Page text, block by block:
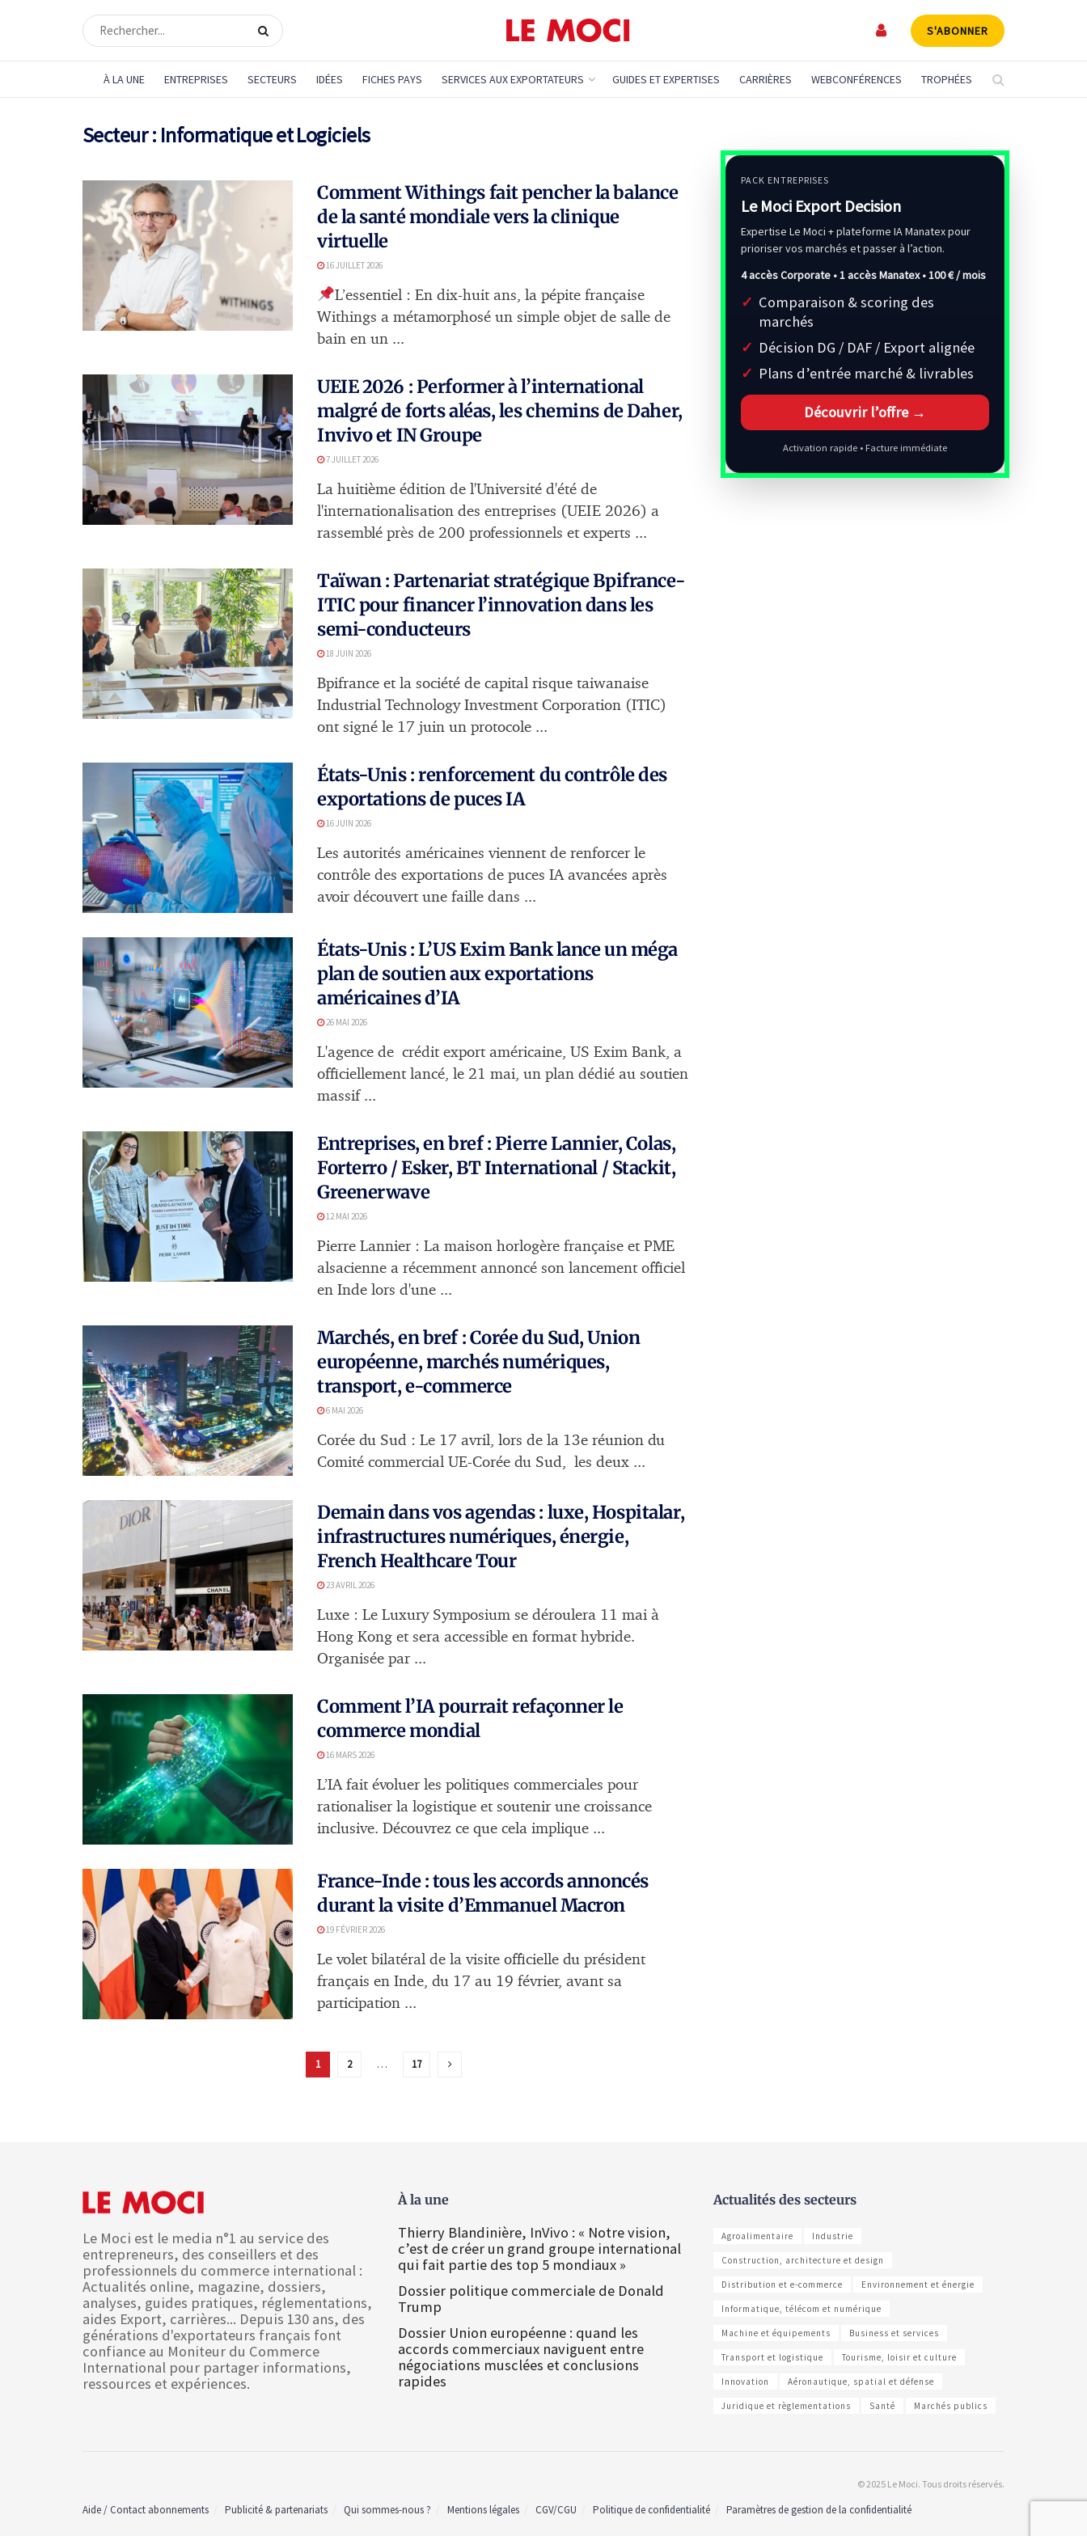
S'ABONNER
À LA UNE ENTREPRISES SECTEURS IDÉES FICHES PAYS SERVICES AUX EXPORTATEURS GUIDES ET EXPERTISES CARRIÈRES WEBCONFÉRENCES TROPHÉES
Secteur : Informatique et Logiciels
Comment Withings fait pencher la balance
de la santé mondiale vers la clinique
virtuelle
16 JUILLET 2026
L’essentiel : En dix-huit ans, la pépite française
Withings a métamorphosé un simple objet de salle de
bain en un ...
UEIE 2026 : Performer à l’international
malgré de forts aléas, les chemins de Daher,
Invivo et IN Groupe
7 JUILLET 2026
La huitième édition de l'Université d'été de
l'internationalisation des entreprises (UEIE 2026) a
rassemblé près de 200 professionnels et experts ...
Taïwan : Partenariat stratégique Bpifrance-
ITIC pour financer l’innovation dans les
semi-conducteurs
18 JUIN 2026
Bpifrance et la société de capital risque taiwanaise
Industrial Technology Investment Corporation (ITIC)
ont signé le 17 juin un protocole ...
États-Unis : renforcement du contrôle des
exportations de puces IA
16 JUIN 2026
Les autorités américaines viennent de renforcer le
contrôle des exportations de puces IA avancées après
avoir découvert une faille dans ...
États-Unis : L’US Exim Bank lance un méga
plan de soutien aux exportations
américaines d’IA
26 MAI 2026
L'agence de crédit export américaine, US Exim Bank, a
officiellement lancé, le 21 mai, un plan dédié au soutien
massif ...
Entreprises, en bref : Pierre Lannier, Colas,
Forterro / Esker, BT International / Stackit,
Greenerwave
12 MAI 2026
Pierre Lannier : La maison horlogère française et PME
alsacienne a récemment annoncé son lancement officiel
en Inde lors d'une ...
Marchés, en bref : Corée du Sud, Union
européenne, marchés numériques,
transport, e-commerce
6 MAI 2026
Corée du Sud : Le 17 avril, lors de la 13e réunion du
Comité commercial UE-Corée du Sud, les deux ...
Demain dans vos agendas : luxe, Hospitalar,
infrastructures numériques, énergie,
French Healthcare Tour
23 AVRIL 2026
Luxe : Le Luxury Symposium se déroulera 11 mai à
Hong Kong et sera accessible en format hybride.
Organisée par ...
Comment l’IA pourrait refaçonner le
commerce mondial
16 MARS 2026
L’IA fait évoluer les politiques commerciales pour
rationaliser la logistique et soutenir une croissance
inclusive. Découvrez ce que cela implique ...
France-Inde : tous les accords annoncés
durant la visite d’Emmanuel Macron
19 FÉVRIER 2026
Le volet bilatéral de la visite officielle du président
français en Inde, du 17 au 19 février, avant sa
participation ...
1 2 … 17
PACK ENTREPRISES
Le Moci Export Decision
Expertise Le Moci + plateforme IA Manatex pour
prioriser vos marchés et passer à l’action.
4 accès Corporate • 1 accès Manatex •100 € / mois
Comparaison & scoring des
marchés
Décision DG / DAF / Export alignée
Plans d’entrée marché & livrables
Découvrir l’offre →
Activation rapide • Facture immédiate
Le Moci est le media n°1 au service des
entrepreneurs, des conseillers et des
professionnels du commerce international :
Actualités online, magazine, dossiers,
analyses, guides pratiques, réglementations,
aides Export, carrières... Depuis 130 ans, des
générations d'exportateurs français font
confiance au Moniteur du Commerce
International pour partager informations,
ressources et expériences.
À la une
Thierry Blandinière, InVivo : « Notre vision,
c’est de créer un grand groupe international
qui fait partie des top 5 mondiaux »
Dossier politique commerciale de Donald
Trump
Dossier Union européenne : quand les
accords commerciaux naviguent entre
négociations musclées et conclusions
rapides
Actualités des secteurs
Agroalimentaire Industrie
Construction, architecture et design
Distribution et e-commerce Environnement et énergie
Informatique, télécom et numérique
Machine et équipements Business et services
Transport et logistique Tourisme, loisir et culture
Innovation Aéronautique, spatial et défense
Juridique et règlementations Santé Marchés publics
© 2025 Le Moci. Tous droits réservés.
Aide / Contact abonnements Publicité & partenariats Qui sommes-nous ? Mentions légales CGV/CGU Politique de confidentialité Paramètres de gestion de la confidentialité